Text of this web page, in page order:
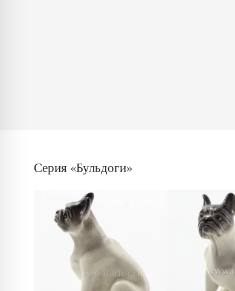
Серия «Бульдоги»